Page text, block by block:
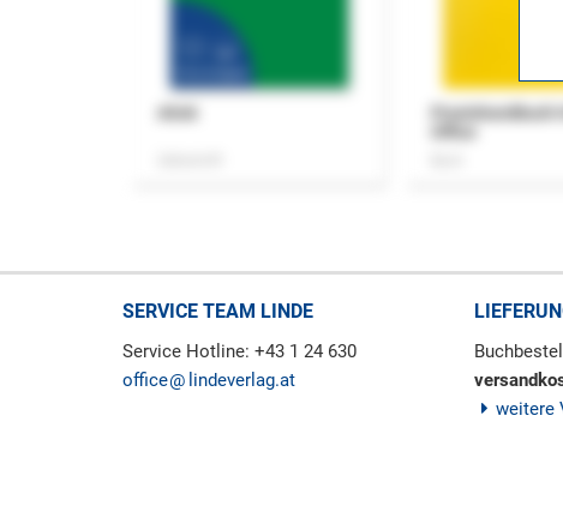
Praxishandbuch
SERVICE TEAM LINDE
Service Hotline: +43 1 24 630
office
lindeverlag.at
weitere